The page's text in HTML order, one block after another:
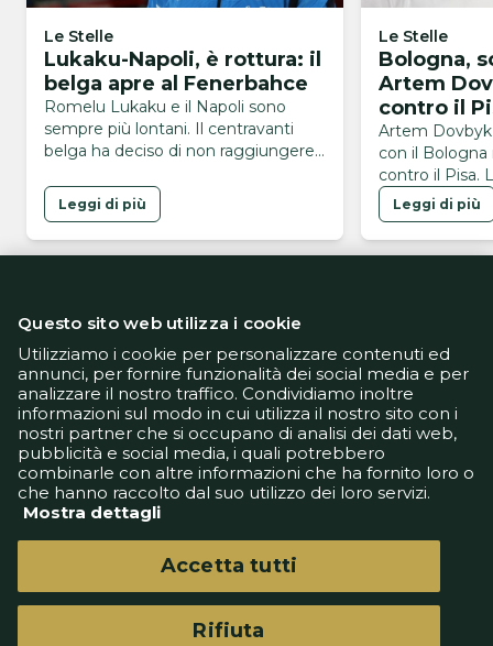
Le Stelle
Lukaku-Napoli, è rottura: il
belga apre al Fenerbahce
Romelu Lukaku e il Napoli sono
sempre più lontani. Il centravanti
belga ha deciso di non raggiungere il
delle vacanze post-Mondiali, una
scelta che rende ormai molto
difficile qualsiasi ipotesi di ricucitura
con l’ambiente azzurro. L’addio
più probabile. Dove andrà Lukaku? …
Leggi di più
Le Stelle
Bologna,
Artem
contro il
Artem
con il
contro il Pisa.
l'eredità di
tattico di
Leggi di più
Informativa Privacy
Informativa Cookie
Tech App
Gestione preferenze
support@goldbetlive.it
Questo sito web utilizza i cookie
Utilizziamo i cookie per personalizzare contenuti ed
annunci, per fornire funzionalità dei social media e per
analizzare il nostro traffico. Condividiamo inoltre
informazioni sul modo in cui utilizza il nostro sito con i
nostri partner che si occupano di analisi dei dati web,
pubblicità e social media, i quali potrebbero
combinarle con altre informazioni che ha fornito loro o
che hanno raccolto dal suo utilizzo dei loro servizi.
Mostra dettagli
Rifiuta
Accetta tutti